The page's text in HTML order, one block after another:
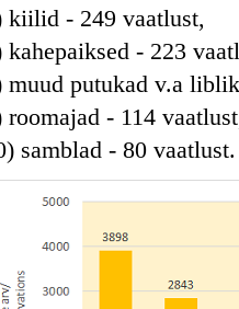
kiilid - 249 vaatlust,
kahepaiksed - 223
muud putukad v.a
roomajad - 114
samblad - 80 vaatlust.